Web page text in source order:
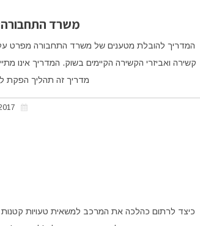
משרד
המדריך להובלת מטענים של משרד התחבורה מפרט על
קשירה ואביזרי הקשירה הקיימים בשוק. המדריך אינו
מדריך זה תהליך הפקת
כיצד לרתום כהלכה את המרכב למשאית טעויות קטנות